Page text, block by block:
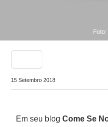
15 Setembro 2018
Em seu blogCome Se